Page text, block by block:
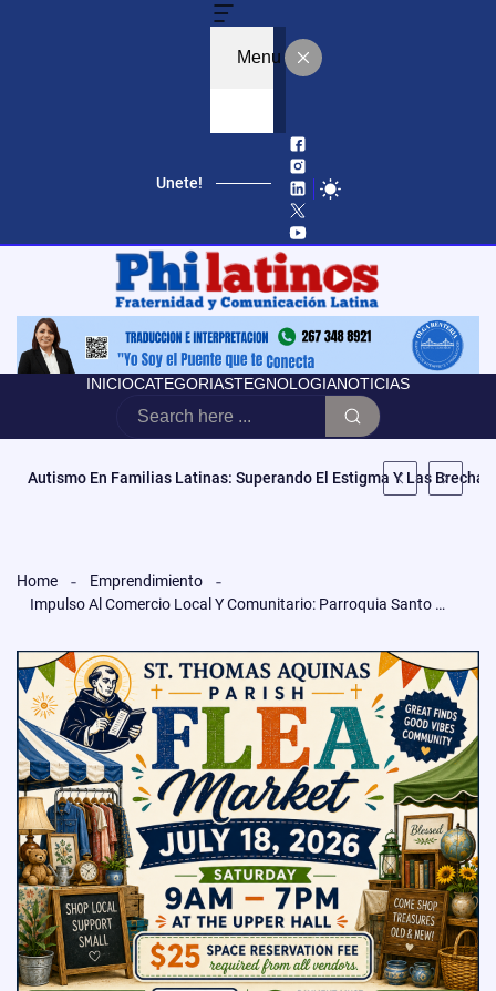
Menu
Unete!
INICIOCATEGORIASTEGNOLOGIANOTICIAS
«No Es Vencer Tus Cargas, Es Abrazarlas»: Mila La Morena
Home
Emprendimiento
Impulso Al Comercio Local Y Comunitario: Parroquia Santo Tomás De Aquino Anuncia Su Gran Flea Market 2026